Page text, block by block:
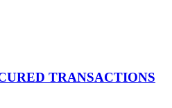
TRANSACTIONS